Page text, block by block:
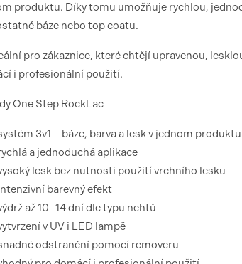
produktu. Díky tomu umožňuje rychlou,
báze nebo top coatu.
pro zákaznice, které chtějí upravenou,
i profesionální použití.
One Step RockLac
3v1 – báze, barva a lesk v jednom produktu
a jednoduchá aplikace
lesk bez nutnosti použití vrchního lesku
barevný efekt
až 10–14 dní dle typu nehtů
v UV i LED lampě
odstranění pomocí removeru